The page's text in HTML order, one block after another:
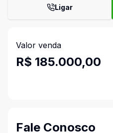
Ligar
Valor venda
R$ 185.000,00
Fale Conosco